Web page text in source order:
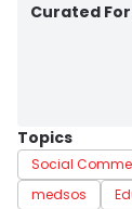
Curated For
Topics
Social
medsos